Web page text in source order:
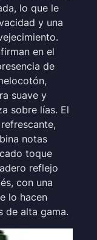
lo que le
y una
en el
de
suave y
sobre lías. El
notas
toque
reflejo
con una
lo hacen
de alta gama.